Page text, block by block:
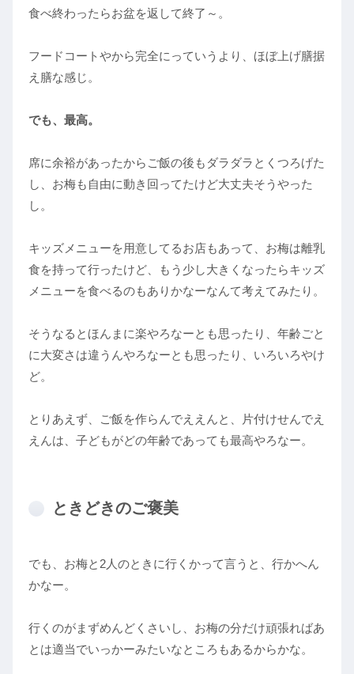
食べ終わったらお盆を返して終了～。
フードコートやから完全にっていうより、ほぼ上げ膳据
え膳な感じ。
でも、最高。
席に余裕があったからご飯の後もダラダラとくつろげた
し、お梅も自由に動き回ってたけど大丈夫そうやった
し。
キッズメニューを用意してるお店もあって、お梅は離乳
食を持って行ったけど、もう少し大きくなったらキッズ
メニューを食べるのもありかなーなんて考えてみたり。
そうなるとほんまに楽やろなーとも思ったり、年齢ごと
に大変さは違うんやろなーとも思ったり、いろいろやけ
ど。
とりあえず、ご飯を作らんでええんと、片付けせんでえ
えんは、子どもがどの年齢であっても最高やろなー。
ときどきのご褒美
でも、お梅と2人のときに行くかって言うと、行かへん
かなー。
行くのがまずめんどくさいし、お梅の分だけ頑張ればあ
とは適当でいっかーみたいなところもあるからかな。